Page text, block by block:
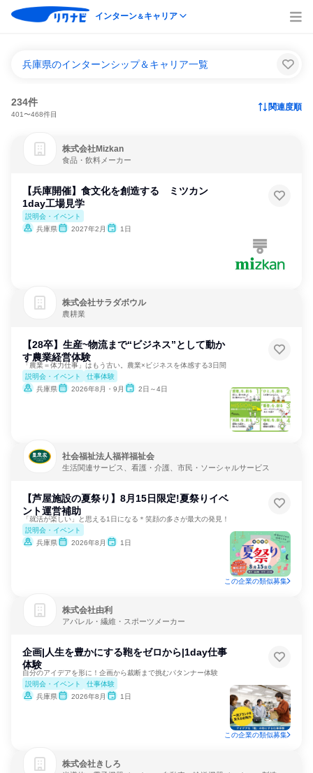
インターン＆キャリア
兵庫県のインターンシップ＆キャリア一覧
234件
401〜468件目
関連度順
株式会社Mizkan
食品・飲料メーカー
【兵庫開催】食文化を創造する ミツカン
1day工場見学
説明会・イベント
兵庫県
2027年2月 1日
株式会社サラダボウル
農耕業
【28卒】生産~物流まで“ビジネス”として動か
す農業経営体験
「農業＝体力仕事」はもう古い。農業×ビジネスを体感する3日間
説明会・イベント
仕事体験
兵庫県
2026年8月・9月 2日～4日
社会福祉法人福祥福祉会
生活関連サービス、看護・介護、市民・ソーシャルサービス
【芦屋施設の夏祭り】8月15日限定!夏祭りイベ
ント運営補助
「就活が楽しい」と思える1日になる＊笑顔の多さが最大の発見！
説明会・イベント
兵庫県
2026年8月 1日
この企業の類似募集
株式会社由利
アパレル・繊維・スポーツメーカー
企画|人生を豊かにする鞄をゼロから|1day仕事
体験
自分のアイデアを形に！企画から裁断まで挑むパタンナー体験
説明会・イベント
仕事体験
兵庫県
2026年8月 1日
この企業の類似募集
株式会社きしろ